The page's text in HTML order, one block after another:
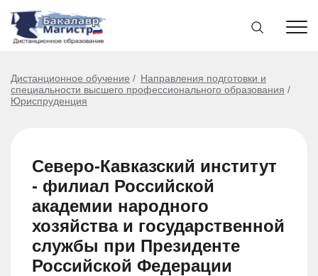
Дистанционное обучение
Направления подготовки и
специальности высшего профессионального образования
Юриспруденция
Северо-Кавказский институт
- филиал Российской
академии народного
хозяйства и государственной
службы при Президенте
Российской Федерации